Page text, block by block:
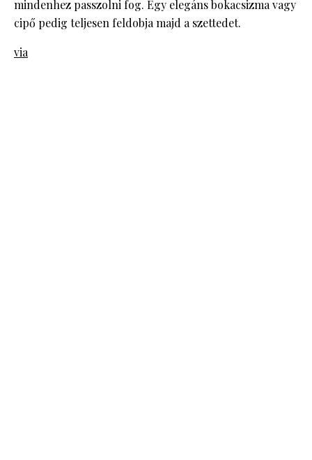
mindenhez passzolni fog. Egy elegáns bokacsizma vagy
cipő pedig teljesen feldobja majd a szettedet.
via